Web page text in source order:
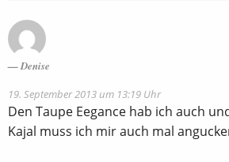
Denise
19. September 2013 um 13:19 Uhr
Den Taupe Eegance hab ich auch
Kajal muss ich mir auch mal